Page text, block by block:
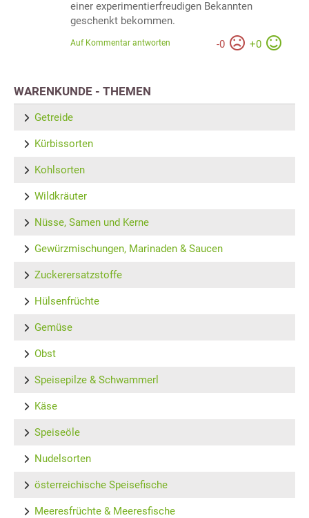
einer experimentierfreudigen Bekannten
geschenkt bekommen.
-0 +0
Auf Kommentar antworten
WARENKUNDE - THEMEN
Getreide
Kürbissorten
Kohlsorten
Wildkräuter
Nüsse, Samen und Kerne
Gewürzmischungen, Marinaden & Saucen
Zuckerersatzstoffe
Hülsenfrüchte
Gemüse
Obst
Speisepilze & Schwammerl
Käse
Speiseöle
Nudelsorten
österreichische Speisefische
Meeresfrüchte & Meeresfische